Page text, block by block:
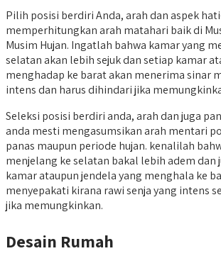
Pilih posisi berdiri Anda, arah dan aspek
memperhitungkan arah matahari baik di
Musim Hujan. Ingatlah bahwa kamar yang
selatan akan lebih sejuk dan setiap kamar
menghadap ke barat akan menerima sinar
intens dan harus dihindari jika
Seleksi posisi berdiri anda, arah dan juga
anda mesti mengasumsikan arah mentari
panas maupun periode hujan. kenalilah
menjelang ke selatan bakal lebih adem dan
kamar ataupun jendela yang menghala ke
menyepakati kirana rawi senja yang intens
jika memungkinkan.
Desain Rumah